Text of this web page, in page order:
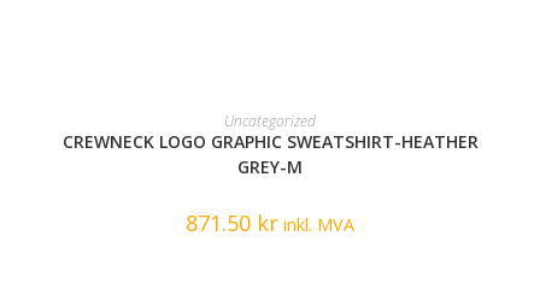
READ MORE
Uncategorized
CREWNECK LOGO GRAPHIC SWEATSHIRT-HEATHER
GREY-M
871.50 kr inkl. MVA